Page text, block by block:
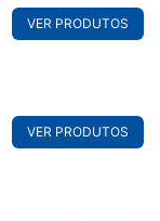
VER PRODUTOS
VER PRODUTOS